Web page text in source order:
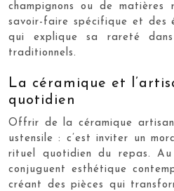
champignons ou de matières
savoir-faire spécifique et des
qui explique sa rareté
traditionnels.
La céramique et
quotidien
Offrir de la céramique
ustensile : c’est inviter un
rituel quotidien du repas. Au
conjuguent esthétique
créant des pièces qui